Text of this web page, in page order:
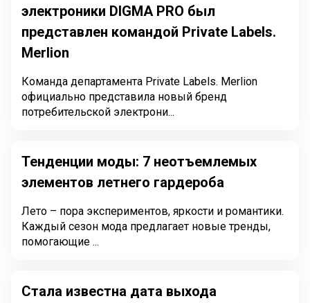
электроники DIGMA PRO был
представлен командой Private Labels.
Merlion
Команда департамента Private Labels. Merlion
официально представила новый бренд
потребительской электрони...
Тенденции моды: 7 неотъемлемых
элементов летнего гардероба
Лето – пора экспериментов, яркости и романтики.
Каждый сезон мода предлагает новые тренды,
помогающие ...
Стала известна дата выхода